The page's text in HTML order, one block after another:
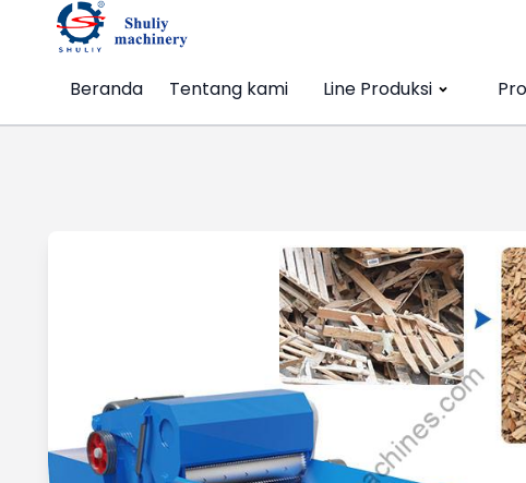
Beranda Tentang kami Line Produksi